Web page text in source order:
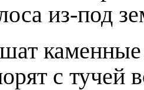
из-под
с тучей